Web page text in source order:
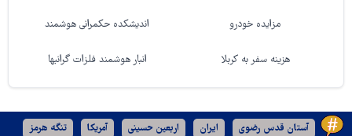
مزایده خودرو اندیشکده حکمرانی هوشمند
هزینه سفر به کربلا انبار هوشمند فلزات گرانبها
آستان قدس رضوی ایران اربعین حسینی آمریکا تنگه هرمز